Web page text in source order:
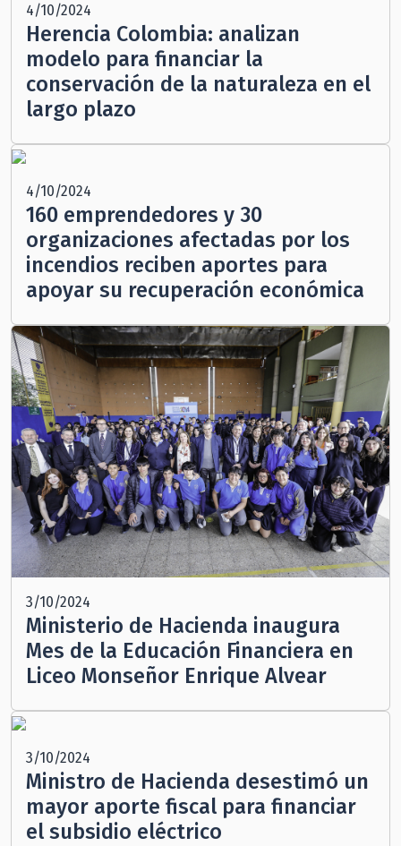
4/10/2024
Herencia Colombia: analizan
modelo para financiar la
conservación de la naturaleza en el
largo plazo
4/10/2024
160 emprendedores y 30
organizaciones afectadas por los
incendios reciben aportes para
apoyar su recuperación económica
3/10/2024
Ministerio de Hacienda inaugura
Mes de la Educación Financiera en
Liceo Monseñor Enrique Alvear
3/10/2024
Ministro de Hacienda desestimó un
mayor aporte fiscal para financiar
el subsidio eléctrico